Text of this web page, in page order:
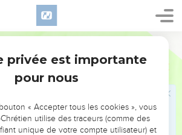
ils n'ont pas tendu l'oreille. Ils se
au lieu de m’écouter et de tenir
vraiment, déclare l'Eternel, si vous
fardeau par les portes de cette ville le
travail ce jour-là,
princes qui siègent sur le trône de
privée est importante
pour nous
« Accepter tous les cookies », vous
utilise des traceurs (comme des
unique de votre compte utilisateur) et